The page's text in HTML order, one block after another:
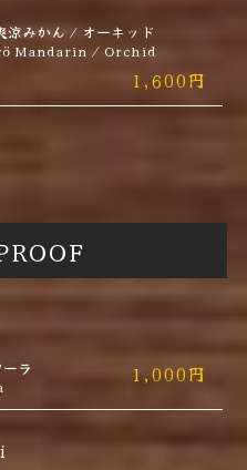
涼みかん / オーキッド
Mandarin / Orchid
1,600円
ラ
1,000円